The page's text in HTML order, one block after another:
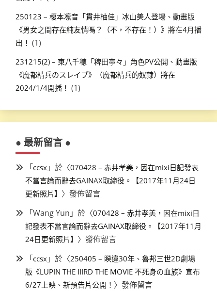
250123 – 榎本凛音「貫井柚佳」冰山美人登場、動畫版
《男女之間存在純友情嗎？（不，不存在！）》將在4月播
出！ (1)
231215(2) – 東八千穂「稗田寧々」角色PV公開、動畫版
《魔都精兵のスレイブ》（魔都精兵的奴隸）將在
2024/1/4開播！ (1)
● 最新留言 ●
「ccsx 」於〈070428 – 赤井孝美，因在mixi日記發表
不當言論而辭去GAINAX取締役。【2017年11月24日
更新照片】 〉發佈留言
「Wang Yun 」於〈070428 – 赤井孝美，因在mixi日
記發表不當言論而辭去GAINAX取締役。【2017年11月
24日更新照片】 〉發佈留言
「ccsx 」於〈250405 – 睽違30年、魯邦三世2D劇場
版《LUPIN THE IIIRD THE MOVIE 不死身の血族》宣布
6/27上映、新預告片公開！ 〉發佈留言